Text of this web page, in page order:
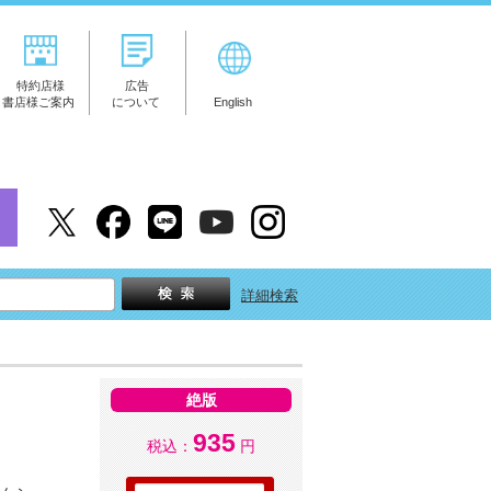
特約店様
書店様ご案内
広告
について
English
詳細検索
絶版
税込： 935 円